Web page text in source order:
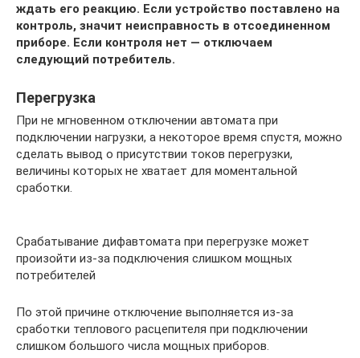
ждать его реакцию. Если устройство поставлено на
контроль, значит неисправность в отсоединенном
приборе. Если контроля нет — отключаем
следующий потребитель.
Перегрузка
При не мгновенном отключении автомата при
подключении нагрузки, а некоторое время спустя, можно
сделать вывод о присутствии токов перегрузки,
величины которых не хватает для моментальной
сработки.
Срабатывание дифавтомата при перегрузке может
произойти из-за подключения слишком мощных
потребителей
По этой причине отключение выполняется из-за
сработки теплового расцепителя при подключении
слишком большого числа мощных приборов.